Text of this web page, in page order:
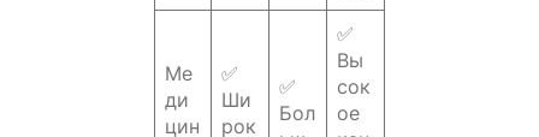
Ме
ди
цин
✅
Ши
рок
✅
Бол
✅
Вы
сок
ое